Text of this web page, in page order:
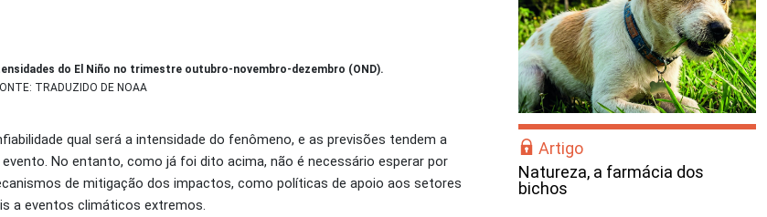
do El Niño no trimestre outubro-novembro-dezembro (OND).
TRADUZIDO DE NOAA
qual será a intensidade do fenômeno, e as previsões tendem a
No entanto, como já foi dito acima, não é necessário esperar por
de mitigação dos impactos, como políticas de apoio aos setores
a eventos climáticos extremos.
Artigo
Natureza, a farmácia dos
bichos